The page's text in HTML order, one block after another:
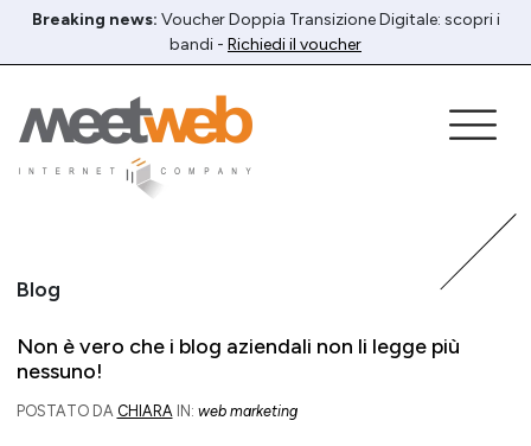
Breaking news: Voucher Doppia Transizione Digitale: scopri i
bandi - Richiedi il voucher
Blog
Non è vero che i blog aziendali non li legge più
nessuno!
POSTATO DA CHIARAIN: web marketing